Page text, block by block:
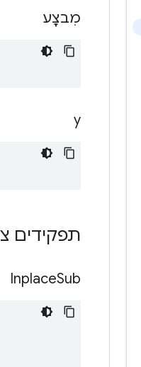
מִבצָע
y
תפקידים
InplaceSub